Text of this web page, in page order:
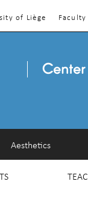
of Liège
Aesthetics